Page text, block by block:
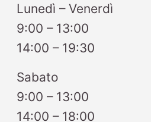
Lunedì – Venerdì
9:00 – 13:00
14:00 – 19:30
Sabato
9:00 – 13:00
14:00 – 18:00